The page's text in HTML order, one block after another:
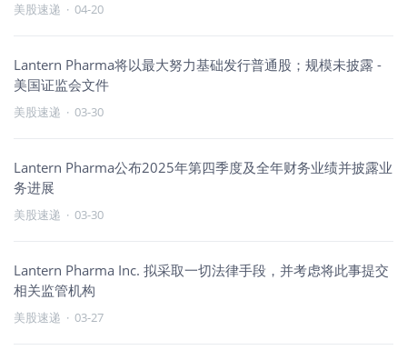
美股速递 · 04-20
Lantern Pharma将以最大努力基础发行普通股；规模未披露 -
美国证监会文件
美股速递 · 03-30
Lantern Pharma公布2025年第四季度及全年财务业绩并披露业
务进展
美股速递 · 03-30
Lantern Pharma Inc. 拟采取一切法律手段，并考虑将此事提交
相关监管机构
美股速递 · 03-27